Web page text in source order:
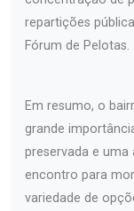
repartições
Fórum de Pelotas.
Em resumo, o
grande
preservada e
encontro para
variedade de